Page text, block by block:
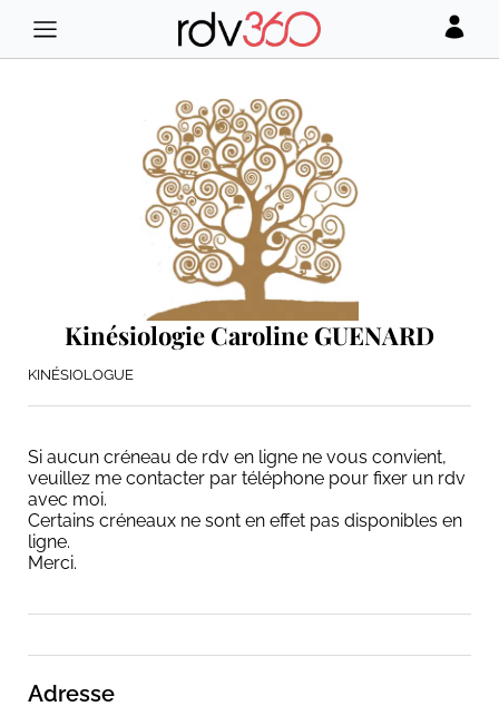
Adresse
Kinésiologie Caroline GUENARD
KINÉSIOLOGUE
Si aucun créneau de rdv en ligne ne vous convient,
veuillez me contacter par téléphone pour fixer un rdv
avec moi.
Certains créneaux ne sont en effet pas disponibles en
ligne.
Merci.